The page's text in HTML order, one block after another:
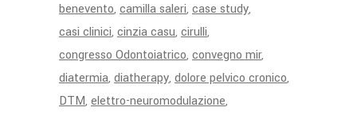
benevento camilla saleri case study
casi clinici cinzia casu cirulli
congresso Odontoiatrico convegno mir
diatermia diatherapy dolore pelvico cronico
DTM elettro-neuromodulazione